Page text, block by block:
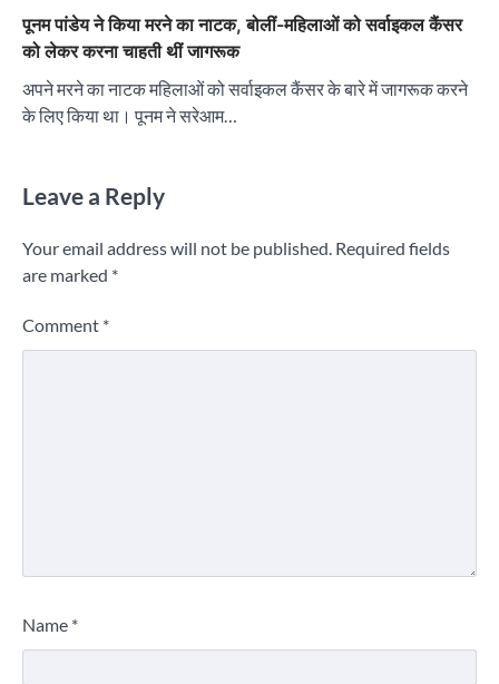
पूनम पांडेय ने किया मरने का नाटक, बोलीं-महिलाओं को सर्वाइकल कैंसर
को लेकर करना चाहती थीं जागरूक
अपने मरने का नाटक महिलाओं को सर्वाइकल कैंसर के बारे में जागरूक करने
के लिए किया था। पूनम ने सरेआम…
Leave a Reply
Your email address will not be published. Required fields
are marked *
Comment *
Name *